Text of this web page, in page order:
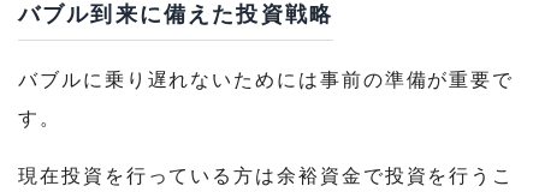
バブル到来に備えた投資戦略
バブルに乗り遅れないためには事前の準備が重要で
す。
現在投資を行っている方は余裕資金で投資を行うこ